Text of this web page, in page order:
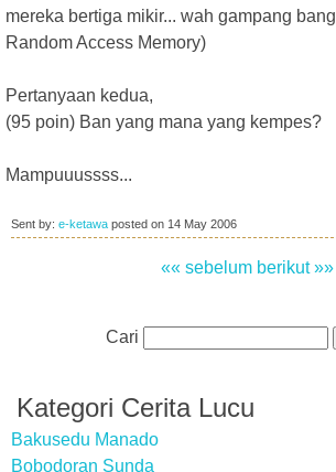
mereka bertiga mikir... wah gampang
Random Access Memory)
Pertanyaan kedua,
(95 poin) Ban yang mana yang kempes?
Mampuuussss...
Sent by: e-ketawa posted on 14 May 2006
«« sebelum berikut »»
Cari
Kategori Cerita Lucu
Bakusedu Manado
Bobodoran Sunda